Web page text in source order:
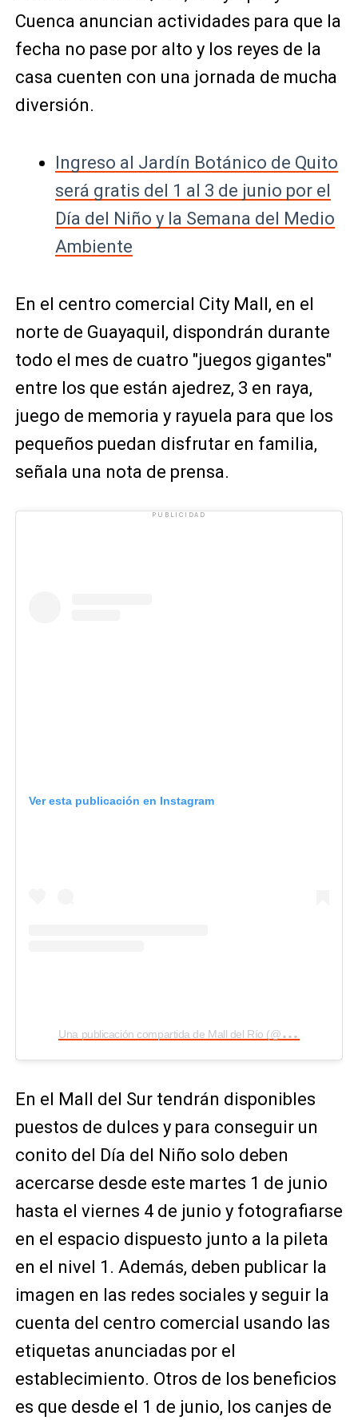
Cuenca anuncian actividades para que la
fecha no pase por alto y los reyes de la
casa cuenten con una jornada de mucha
diversión.
Ingreso al Jardín Botánico de Quito
será gratis del 1 al 3 de junio por el
Día del Niño y la Semana del Medio
Ambiente
En el centro comercial City Mall, en el
norte de Guayaquil, dispondrán durante
todo el mes de cuatro "juegos gigantes"
entre los que están ajedrez, 3 en raya,
juego de memoria y rayuela para que los
pequeños puedan disfrutar en familia,
señala una nota de prensa.
PUBLICIDAD
Ver esta publicación en Instagram
U
na publicación compartida de Mall del Río (@malldelrio)
En el Mall del Sur tendrán disponibles
puestos de dulces y para conseguir un
conito del Día del Niño solo deben
acercarse desde este martes 1 de junio
hasta el viernes 4 de junio y fotografiarse
en el espacio dispuesto junto a la pileta
en el nivel 1. Además, deben publicar la
imagen en las redes sociales y seguir la
cuenta del centro comercial usando las
etiquetas anunciadas por el
establecimiento. Otros de los beneficios
es que desde el 1 de junio, los canjes de